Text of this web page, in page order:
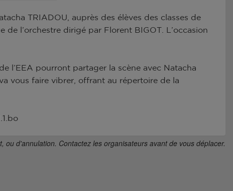
TRIADOU, auprès des élèves des classes de
l’orchestre dirigé par Florent BIGOT. L’occasion
l’EEA pourront partager la scène avec Natacha
vous faire vibrer, offrant au répertoire de la
ou d'annulation. Contactez les organisateurs avant de vous déplacer.